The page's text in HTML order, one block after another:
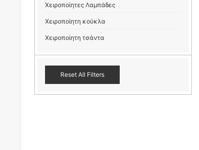
Χειροποίητες Λαμπάδες
Χειροποίητη κούκλα
Χειροποίητη τσάντα
Reset All Filters